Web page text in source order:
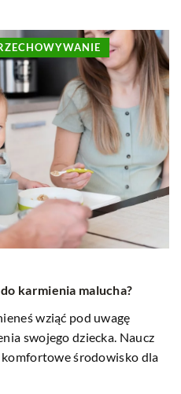
DOMOWE
Twoje samopoczucie w
się, jakie korzyści
otoczenie się zielenią w